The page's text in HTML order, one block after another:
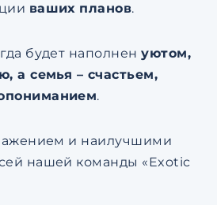
ваших планов.
будет наполненуютом,
а семья – счастьем,
.
и наилучшими
нашей команды «Exotic